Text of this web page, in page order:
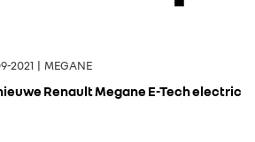
2021 | MEGANE
Renault Megane E-Tech electric